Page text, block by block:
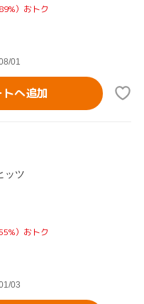
）おトク
01
トへ追加
ッツ
）おトク
03